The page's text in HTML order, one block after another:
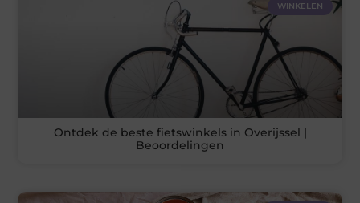
WINKELEN
Ontdek de beste fietswinkels in Overijssel |
Beoordelingen